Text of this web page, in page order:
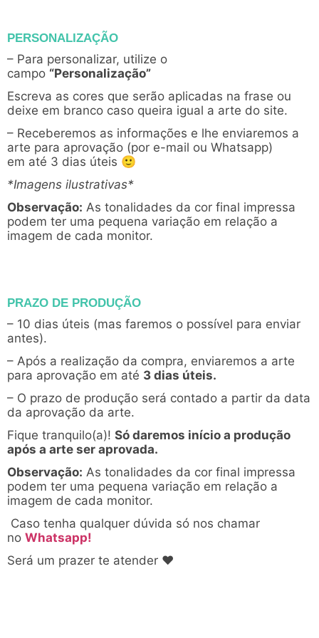
PERSONALIZAÇÃO
– Para personalizar, utilize o
campo “Personalização”
Escreva as cores que serão aplicadas na frase ou
deixe em branco caso queira igual a arte do site.
– Receberemos as informações e lhe enviaremos a
arte para aprovação (por e-mail ou Whatsapp)
em até 3 dias úteis 🙂
*Imagens ilustrativas*
Observação: As tonalidades da cor final impressa
podem ter uma pequena variação em relação a
imagem de cada monitor.
PRAZO DE PRODUÇÃO
– 10 dias úteis (mas faremos o possível para enviar
antes).
– Após a realização da compra, enviaremos a arte
para aprovação em até 3 dias úteis.
– O prazo de produção será contado a partir da data
da aprovação da arte.
Fique tranquilo(a)! Só daremos início a produção
após a arte ser aprovada.
Observação: As tonalidades da cor final impressa
podem ter uma pequena variação em relação a
imagem de cada monitor.
Caso tenha qualquer dúvida só nos chamar
no Whatsapp!
Será um prazer te atender ♥